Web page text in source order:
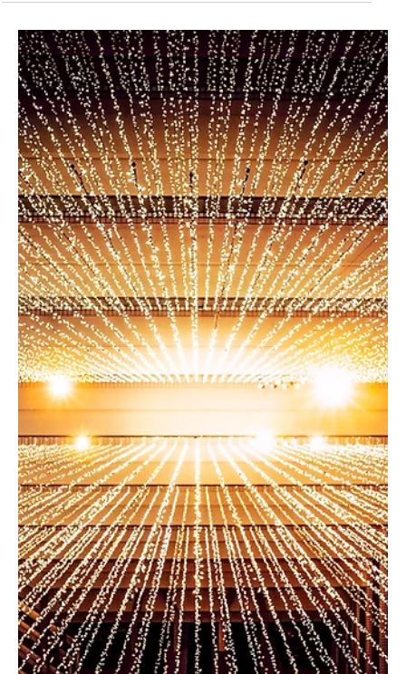
ד"ר מוריה לוי
1 בדצמ׳ 2022
טכנולוגיות ניהול ידע
טרנספורמציה דיגיטלית
טרנספורמציה דיגיטלית היא תהליך אסטרטגי שבו ארגונים משנים מודלים
עסקיים, תהליכים ותרבות עבודה באמצעות טכנולוגיות דיגיטליות, נתונים ובינה
מלאכותית כדי ליצור ערך חדש ולשפר ביצועים. כולם סביבנו, שוב ושוב מדברים